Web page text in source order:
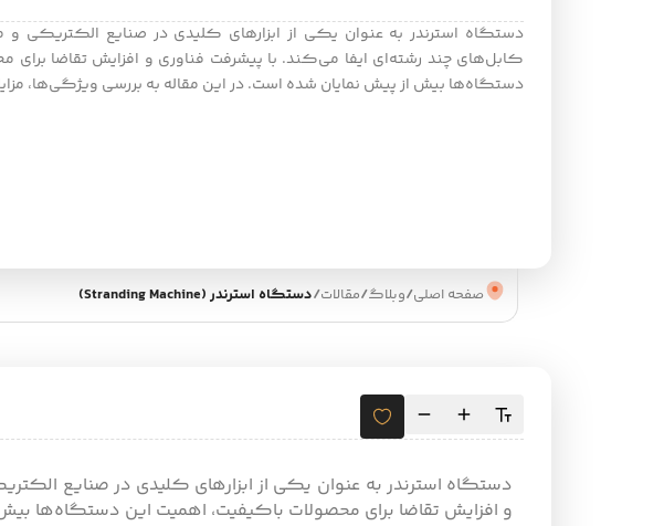
دستگاه استرندر به عنوان یکی از ابزارهای کلیدی در صنایع الکتریکی و
کابل‌های چند رشته‌ای ایفا می‌کند. با پیشرفت فناوری و افزایش تقاضا برای
دستگاه‌ها بیش از پیش نمایان شده است. در این مقاله به بررسی ویژگی‌ها،
صفحه اصلی/وبلاگ/مقالات/دستگاه استرندر (Stranding Machine)
دستگاه استرندر به عنوان یکی از ابزارهای کلیدی در صنایع
و افزایش تقاضا برای محصولات باکیفیت، اهمیت این دستگاه‌ها